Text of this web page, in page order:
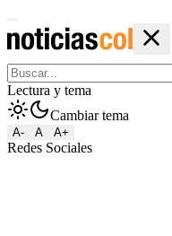
Lectura y tema
Cambiar tema
A- A A+
Redes Sociales